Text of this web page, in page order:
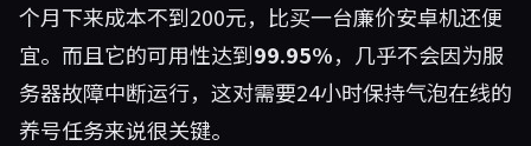
个月下来成本不到200元，比买一台廉价安卓机还便
宜。而且它的可用性达到99.95%，几乎不会因为服
务器故障中断运行，这对需要24小时保持气泡在线的
养号任务来说很关键。